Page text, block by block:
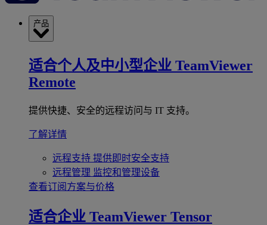
产品
适合个人及中小型企业 TeamViewer
Remote
提供快捷、安全的远程访问与 IT 支持。
了解详情
远程支持 提供即时安全支持
远程管理 监控和管理设备
查看订阅方案与价格
适合企业 TeamViewer Tensor